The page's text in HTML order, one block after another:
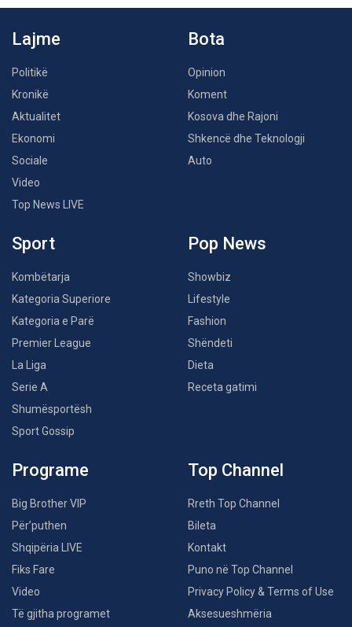
Lajme
Politikë
Kronikë
Aktualitet
Ekonomi
Sociale
Video
Top News LIVE
Bota
Opinion
Koment
Kosova dhe Rajoni
Shkencë dhe Teknologji
Auto
Sport
Kombëtarja
Kategoria Superiore
Kategoria e Parë
Premier League
La Liga
Serie A
Shumësportësh
Sport Gossip
Pop News
Showbiz
Lifestyle
Fashion
Shëndeti
Dieta
Receta gatimi
Programe
Big Brother VIP
Për’puthen
Shqipëria LIVE
Fiks Fare
Video
Të gjitha programet
Top Channel
Rreth Top Channel
Bileta
Kontakt
Puno në Top Channel
Privacy Policy & Terms of Use
Aksesueshmëria